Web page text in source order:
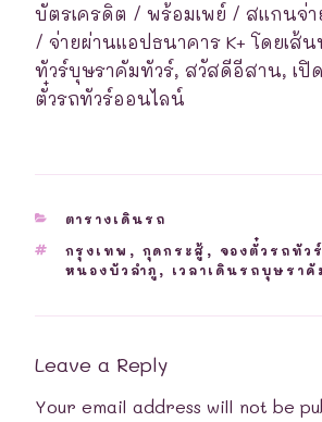
บัตรเครดิต / พร้อมเพย์ / สแกนจ่า
/ จ่ายผ่านแอปธนาคาร K+ โดยเส้
ทัวร์บุษราคัมทัวร์, สวัสดีอีสาน, เปิ
ตั๋วรถทัวร์ออนไลน์
CATEGORIES
ตารางเดินรถ
TAGS
กรุงเทพ , กุดกระสู้ , จองตั๋วรถทัวร์
หนองบัวลำภู , เวลาเดินรถบุษราคั
Leave a Reply
Your email address will not be